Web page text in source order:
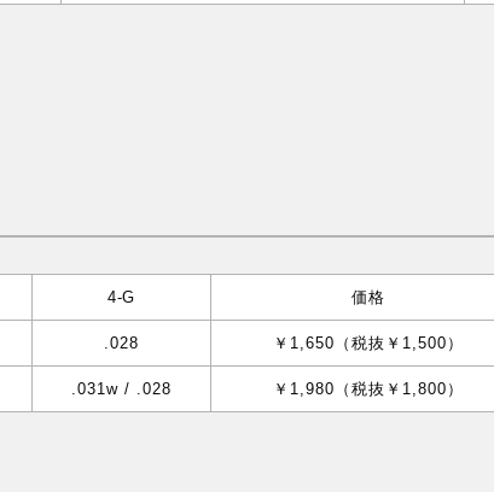
4-G 価格
.028 ￥1,650（税抜￥1,500）
.031w / .028 ￥1,980（税抜￥1,800）